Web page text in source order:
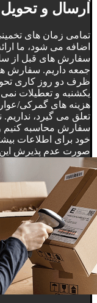
ارسال و تحویل
تمامی زمان های
اضافه می شود، ما
جمعه داریم. سفارش
ظرف دو روز کاری
یکشنبه و تعطیلات
هزینه های گمرکی/
تعلق می گیرد، نداریم.
سفارش محاسبه کنیم
خود برای اطلاعات
صورت عدم پذیرش این